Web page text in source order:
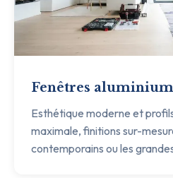
Fenêtres aluminium
Esthétique moderne et
maximale, finitions sur-
contemporains ou les